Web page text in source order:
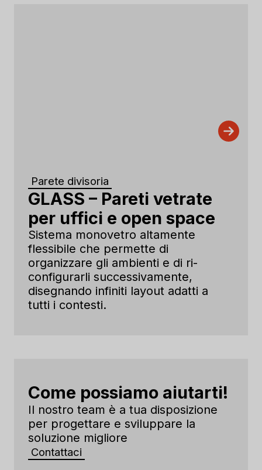
Parete divisoria
GLASS – Pareti vetrate
per uffici e open space
Sistema monovetro altamente
flessibile che permette di
organizzare gli ambienti e di ri-
configurarli successivamente,
disegnando infiniti layout adatti a
tutti i contesti.
Come possiamo aiutarti!
Il nostro team è a tua disposizione
per progettare e sviluppare la
soluzione migliore
Contattaci